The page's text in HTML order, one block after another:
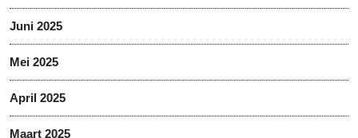
Juni 2025
Mei 2025
April 2025
Maart 2025